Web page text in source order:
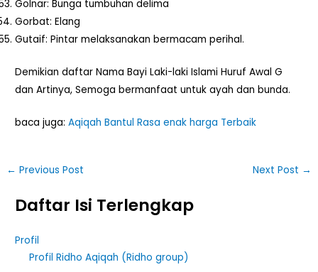
Golnar: Bunga tumbuhan delima
Gorbat: Elang
Gutaif: Pintar melaksanakan bermacam perihal.
Demikian daftar Nama Bayi Laki-laki Islami Huruf Awal G
dan Artinya, Semoga bermanfaat untuk ayah dan bunda.
baca juga:Aqiqah Bantul Rasa enak harga Terbaik
← Previous Post Next Post →
Daftar Isi Terlengkap
Profil
Profil Ridho Aqiqah (Ridho group)